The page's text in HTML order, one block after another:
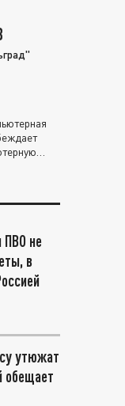
ПВО не
в
утюжат
обещает